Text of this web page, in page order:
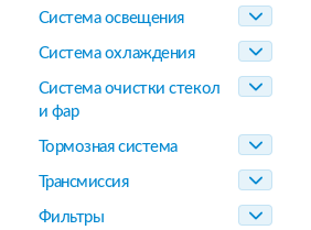
Система освещения
Система охлаждения
Система очистки стекол
и фар
Тормозная система
Трансмиссия
Фильтры